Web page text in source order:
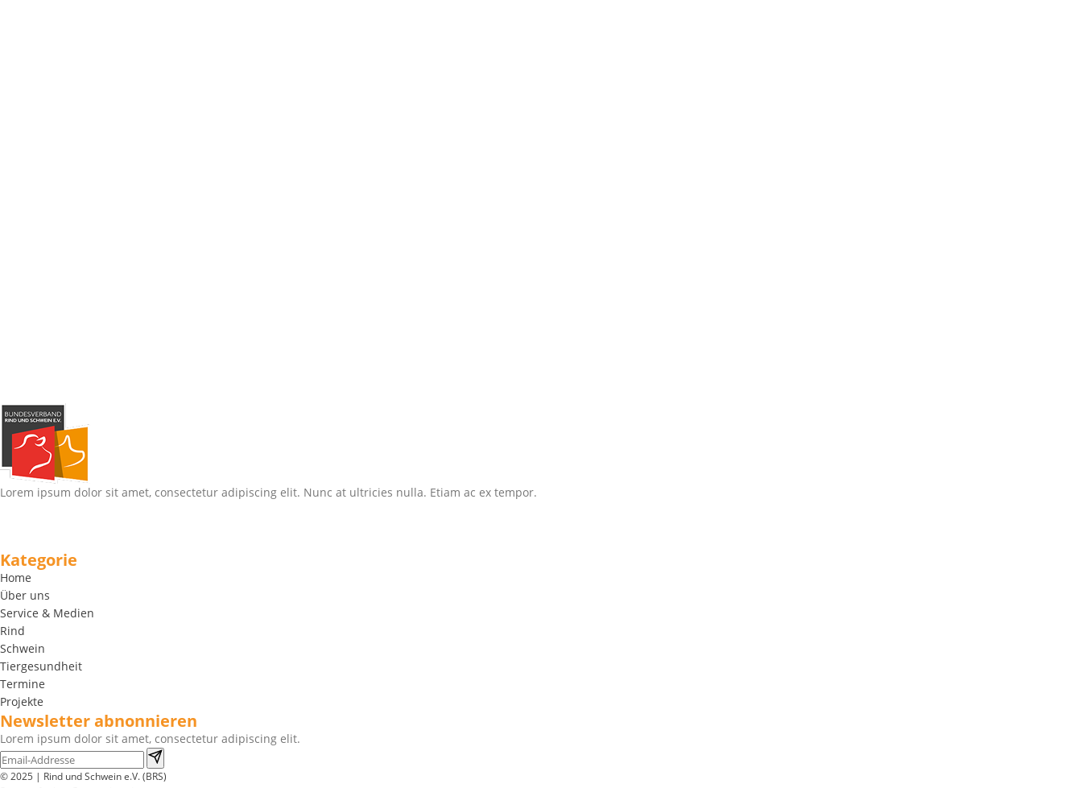
Lorem ipsum dolor sit amet, consectetur adipiscing elit. Nunc at ultricies nulla. Etiam ac ex tempor.
Kategorie
Home
Über uns
Service & Medien
Rind
Schwein
Tiergesundheit
Termine
Projekte
Newsletter abnonnieren
Lorem ipsum dolor sit amet, consectetur adipiscing elit.
© 2025 | Rind und Schwein e.V. (BRS)